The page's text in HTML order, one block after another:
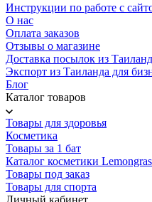
Инструкции по работе с
О нас
Оплата заказов
Отзывы о магазине
Доставка посылок из
Экспорт из Таиланда для
Блог
Каталог товаров
Товары для здоровья
Косметика
Товары за 1 бат
Каталог косметики
Товары под заказ
Товары для спорта
Личный кабинет